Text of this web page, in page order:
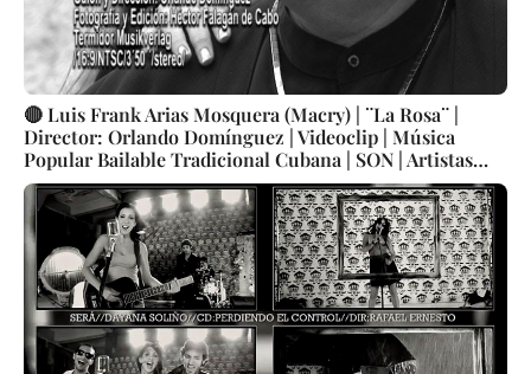
🔴 Luis Frank Arias Mosquera (Macry) | ¨La Rosa¨ |
Director: Orlando Domínguez | Videoclip | Música
Popular Bailable Tradicional Cubana | SON | Artistas
Cubanos | Canción | CUBA